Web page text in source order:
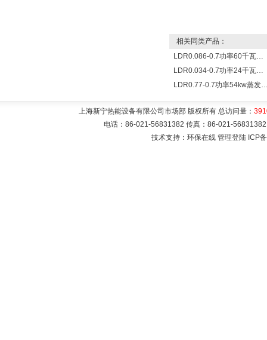
相关同类产品：
LDR0.086-0.7功率60千瓦蒸发量86公斤/小时电锅炉
LDR0.034-0.7功率24千瓦蒸发量34公斤/小时电蒸汽锅炉
LDR0.77-0.7功率54kw蒸发量
上海新宁热能设备有限公司市场部 版权所有 总访问量：
电话：86-021-56831382 传真：86-021-
技术支持：环保在线 管理登陆 ICP